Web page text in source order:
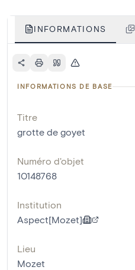
INFORMATIONS
INFORMATIONS DE BASE
Titre
grotte de goyet
Numéro d'objet
10148768
Institution
Aspect[Mozet]
Lieu
Mozet